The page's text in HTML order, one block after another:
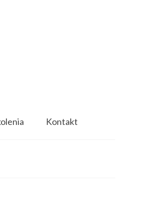
Kontakt